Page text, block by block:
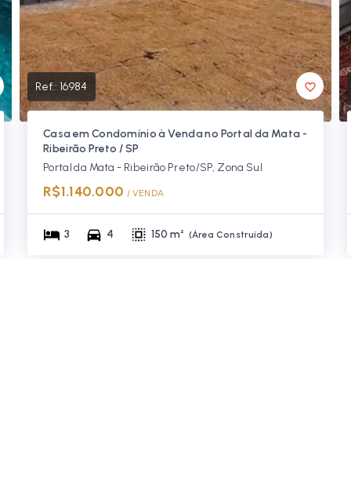
Ref.: 16984
Casa em Condomínio à Venda no Portal da Mata -
Ribeirão Preto / SP
Portal da Mata - Ribeirão Preto/SP, Zona Sul
R$1.140.000 / VENDA
3 4 150 m² (Área Construída)